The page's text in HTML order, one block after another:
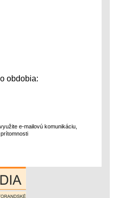
obdobia:
e-mailovú komunikáciu,